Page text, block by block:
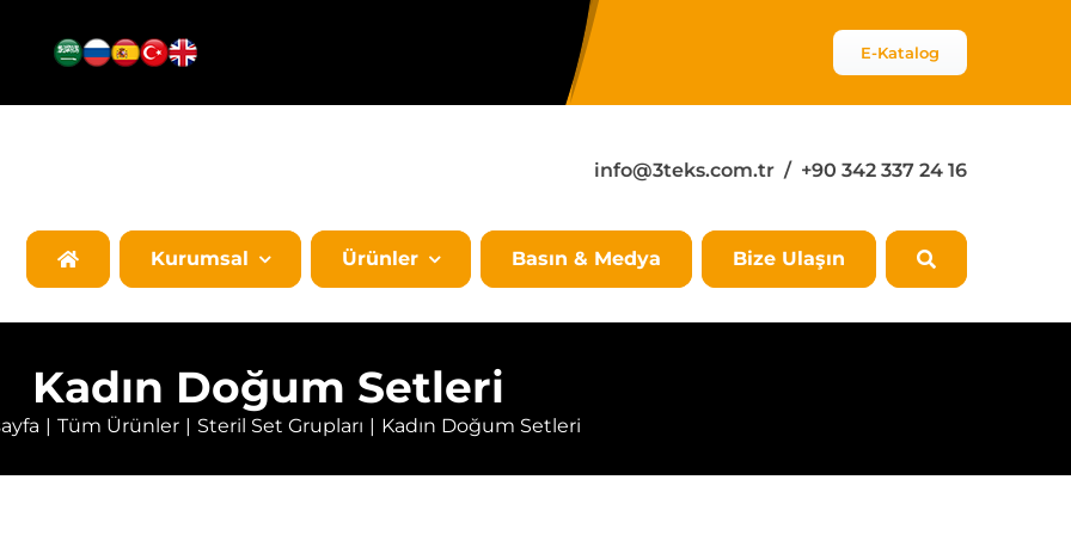
E-Katalog
info@3teks.com.tr / +90 342 337 24 16
Kurumsal Ürünler Basın & Medya Bize Ulaşın
Kadın Doğum Setleri
Tüm Ürünler Steril Set Grupları Kadın Doğum Setleri